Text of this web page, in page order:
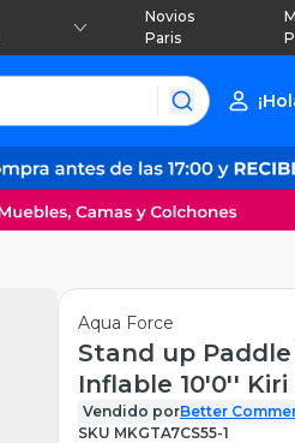
Novios
Paris
Aqua Force
Stand up
Inflable 10'0'' Kiri
Capa
Vendido porBetter
SKU MKGTA7CS55-1